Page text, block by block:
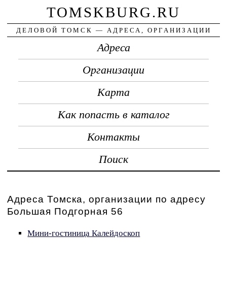
TOMSKBURG.RU
ДЕЛОВОЙ ТОМСК — АДРЕСА, ОРГАНИЗАЦИИ
Адреса
Организации
Карта
Как попасть в каталог
Контакты
Поиск
Адреса Томска, организации по адресу
Большая Подгорная 56
Мини-гостиница Калейдоскоп